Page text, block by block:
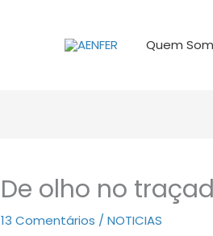
Quem
De olho no
13 Comentários / NOTICIAS